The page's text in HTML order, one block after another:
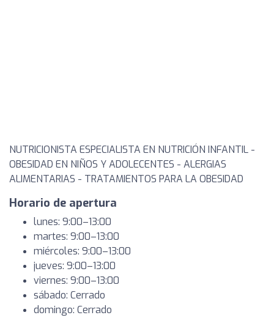
NUTRICIONISTA ESPECIALISTA EN NUTRICIÓN INFANTIL -
OBESIDAD EN NIÑOS Y ADOLECENTES - ALERGIAS
ALIMENTARIAS - TRATAMIENTOS PARA LA OBESIDAD
Horario de apertura
lunes: 9:00–13:00
martes: 9:00–13:00
miércoles: 9:00–13:00
jueves: 9:00–13:00
viernes: 9:00–13:00
sábado: Cerrado
domingo: Cerrado